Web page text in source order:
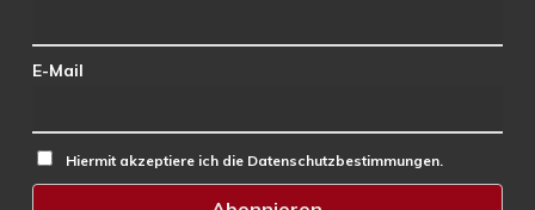
E-Mail
Hiermit akzeptiere ich die Datenschutzbestimmungen.